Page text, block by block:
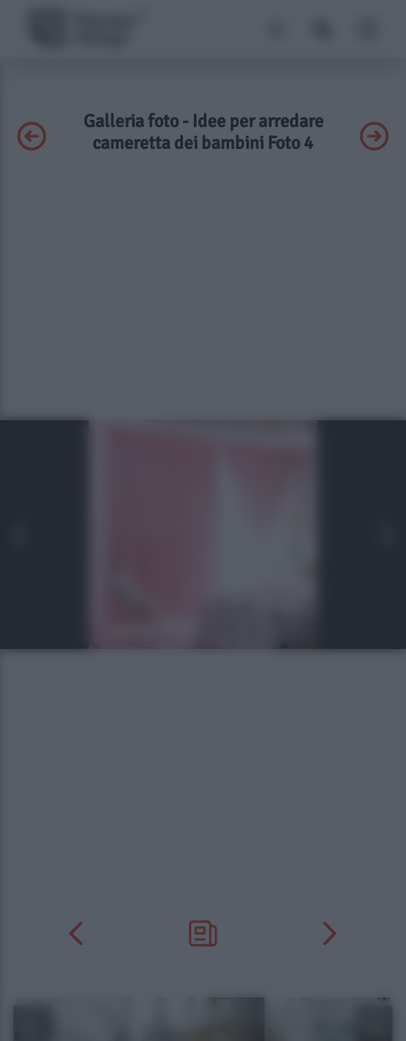
Galleria foto - Idee per arredare
cameretta dei bambini Foto 4